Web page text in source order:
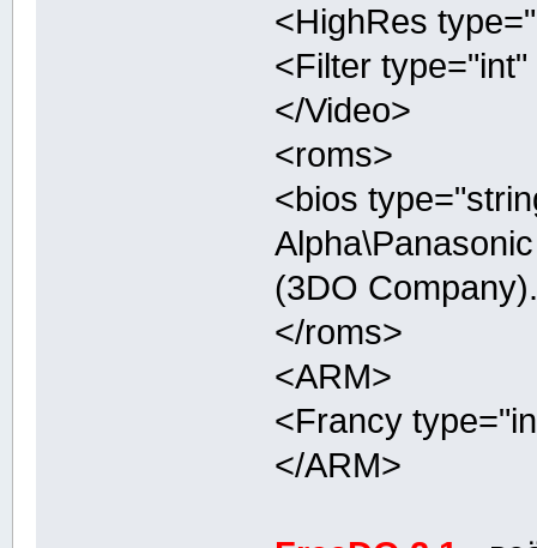
<HighRes
<Filter
</Video>
<roms>
<bios
(3DO
</roms>
<ARM>
<Francy
</ARM>